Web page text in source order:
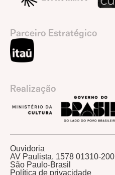
Parceiro Estratégico
Realização
Ouvidoria
AV Paulista, 1578 01310-200
São Paulo-Brasil
Política de privacidade